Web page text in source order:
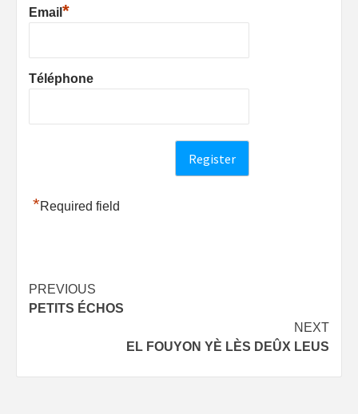
Email *
Téléphone
*Required field
Post
navigation
PREVIOUS
PETITS ÉCHOS
NEXT
EL FOUYON YÈ LÈS DEÛX LEUS